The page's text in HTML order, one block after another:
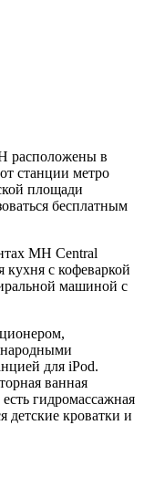
расположены в
станции метро
площади
бесплатным
MH Central
кухня с кофеваркой
машиной с
для iPod.
ванная
гидромассажная
детские кроватки и